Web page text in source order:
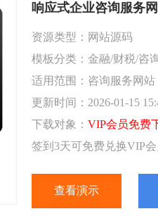
响应式企业咨询服务
资源类型：网站源码
模板分类：金融/财税/咨
适用范围：咨询服务网
更新时间：2026-01-15
下载对象： VIP会员免费
签到3天可免费兑换VIP会
查看演示